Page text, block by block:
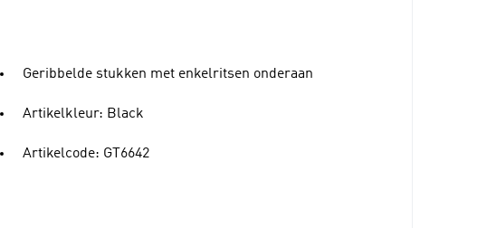
Geribbelde stukken met enkelritsen onderaan
Artikelkleur: Black
Artikelcode: GT6642